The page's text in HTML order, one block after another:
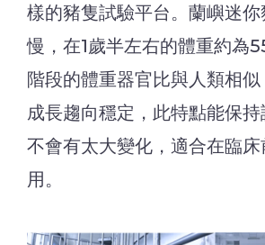
樣的豬隻試驗平台。蘭嶼迷
慢，在1歲半左右的體重約為
階段的體重器官比與人類相
成長趨向穩定，此特點能保
不會有太大變化，適合在臨
用。